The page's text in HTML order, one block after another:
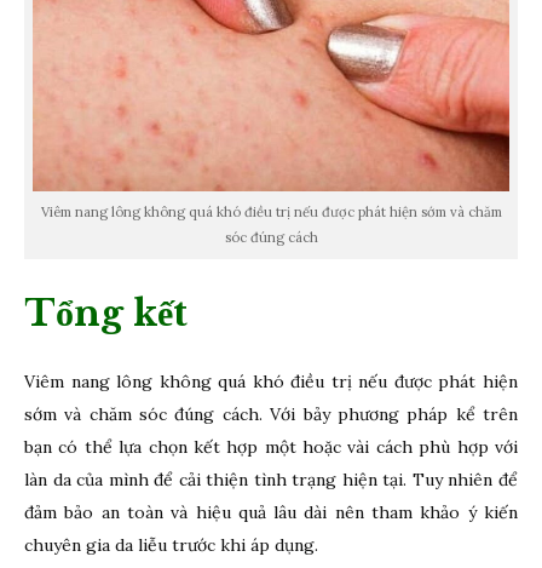
Viêm nang lông không quá khó điều trị nếu được phát hiện sớm và chăm
sóc đúng cách
Tổng kết
Viêm nang lông không quá khó điều trị nếu được phát hiện
sớm và chăm sóc đúng cách. Với bảy phương pháp kể trên
bạn có thể lựa chọn kết hợp một hoặc vài cách phù hợp với
làn da của mình để cải thiện tình trạng hiện tại. Tuy nhiên để
đảm bảo an toàn và hiệu quả lâu dài nên tham khảo ý kiến
chuyên gia da liễu trước khi áp dụng.